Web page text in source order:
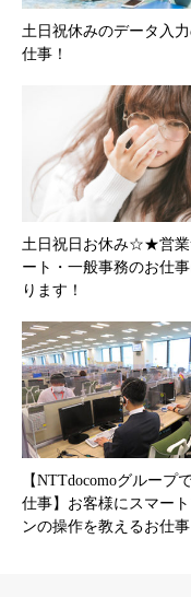
土日祝休みのデータ入
仕事！
土日祝日お休み☆★営業
ート・一般事務のお仕
ります！
【NTTdocomoグループ
仕事】お客様にスマート
ンの操作を教えるお仕事